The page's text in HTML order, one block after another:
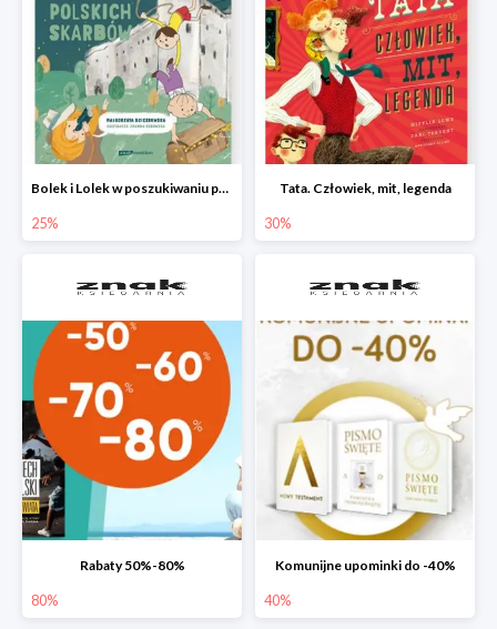
Bolek i Lolek w poszukiwaniu polskich skarbów
25%
Tata. Człowiek, mit, legenda
30%
Rabaty 50%-80%
80%
Komunijne upominki do -40%
40%